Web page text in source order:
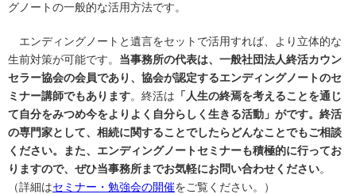
グノートの一般的な活用方法です。
エンディングノートと遺言をセットで活用すれば、より立体的な
生前対策が可能です。 当事務所の代表は、一般社団法人終活カウン
セラー協会の会員であり、協会が認定するエンディングノートのセ
ミナー講師でもあります。終活は 「人生の終焉を考えることを通じ
て自分をみつめ今をよりよく自分らしく生きる活動」がです。終活
の専門家として、相続に関することでしたらどんなことでもご相談
ください。また、 エンディングノートセミナーも積極的に行ってお
りますので、ぜひ当事務所までお気軽にお問い合わせください。
（詳細はセミナー・勉強会の開催をご覧ください。）